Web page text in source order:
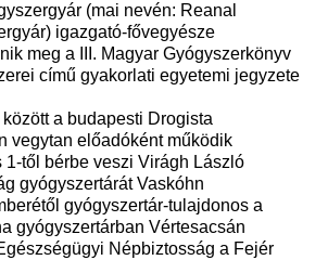
(mai nevén: Reanal
igazgató-fővegyésze
meg a III. Magyar Gyógyszerkönyv
című gyakorlati egyetemi jegyzete
a budapesti Drogista
vegytan előadóként működik
1-től bérbe veszi Virágh László
gyógyszertárát Vaskóhn
gyógyszertár-tulajdonos a
gyógyszertárban Vértesacsán
Népbiztosság a Fejér